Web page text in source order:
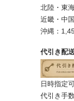
北陸・東
近畿・中
沖縄：
代引き配
日時指定
代引き手